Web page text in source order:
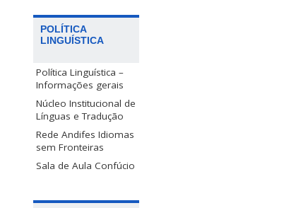
POLÍTICA
LINGUÍSTICA
Política Linguística –
Informações gerais
Núcleo Institucional de
Línguas e Tradução
Rede Andifes Idiomas
sem Fronteiras
Sala de Aula Confúcio